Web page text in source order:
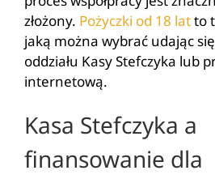
złożony. Pożyczki od 18 latto
jaką można wybrać udając
oddziału Kasy Stefczyka lub
internetową.
Kasa Stefczyka a
finansowanie dla